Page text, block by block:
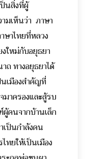
นสิ่งที่ผู้
มเห็นว่า ภาษา
าไทยที่หลวง
งใหม่กับอยุธยา
ถ ทางอยุธยาได้
เมืองสำคัญที่
มาครองและสู้รบ
คนจากบ้านเล็ก
เป็นกำลังคน
ทยให้เป็นเมือง